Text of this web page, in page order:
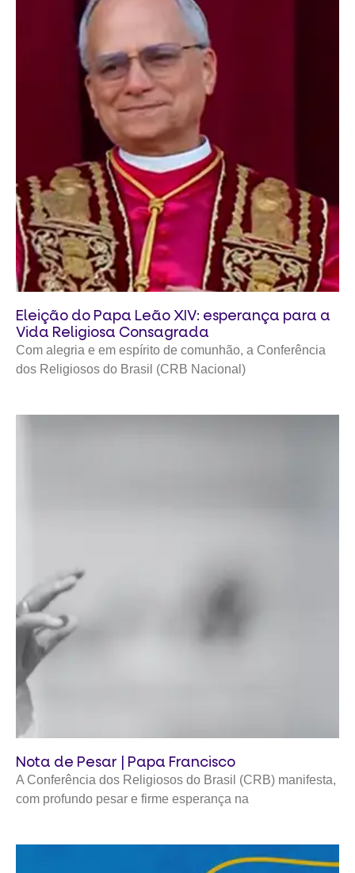
Eleição do Papa Leão XIV: esperança para a
Vida Religiosa Consagrada
Com alegria e em espírito de comunhão, a Conferência
dos Religiosos do Brasil (CRB Nacional)
Nota de Pesar | Papa Francisco
A Conferência dos Religiosos do Brasil (CRB) manifesta,
com profundo pesar e firme esperança na